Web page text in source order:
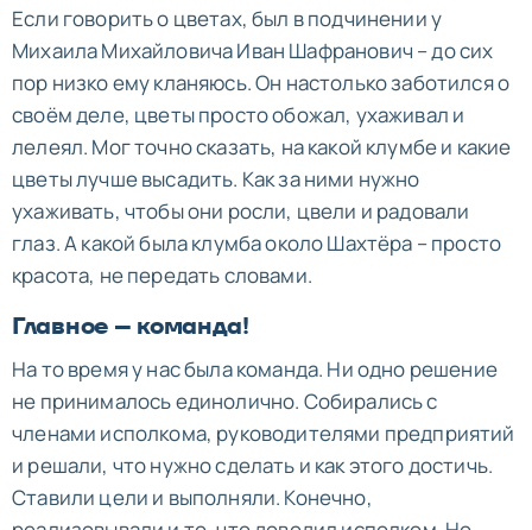
Если говорить о цветах, был в подчинении у
Михаила Михайловича Иван Шафранович – до сих
пор низко ему кланяюсь. Он настолько заботился о
своём деле, цветы просто обожал, ухаживал и
лелеял. Мог точно сказать, на какой клумбе и какие
цветы лучше высадить. Как за ними нужно
ухаживать, чтобы они росли, цвели и радовали
глаз. А какой была клумба около Шахтёра – просто
красота, не передать словами.
Главное – команда!
На то время у нас была команда. Ни одно решение
не принималось единолично. Собирались с
членами исполкома, руководителями предприятий
и решали, что нужно сделать и как этого достичь.
Ставили цели и выполняли. Конечно,